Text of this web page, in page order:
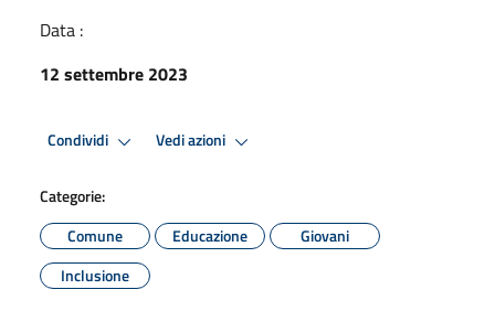
Data :
12 settembre 2023
Condividi Vedi azioni
Categorie:
Comune
Educazione
Giovani
Inclusione